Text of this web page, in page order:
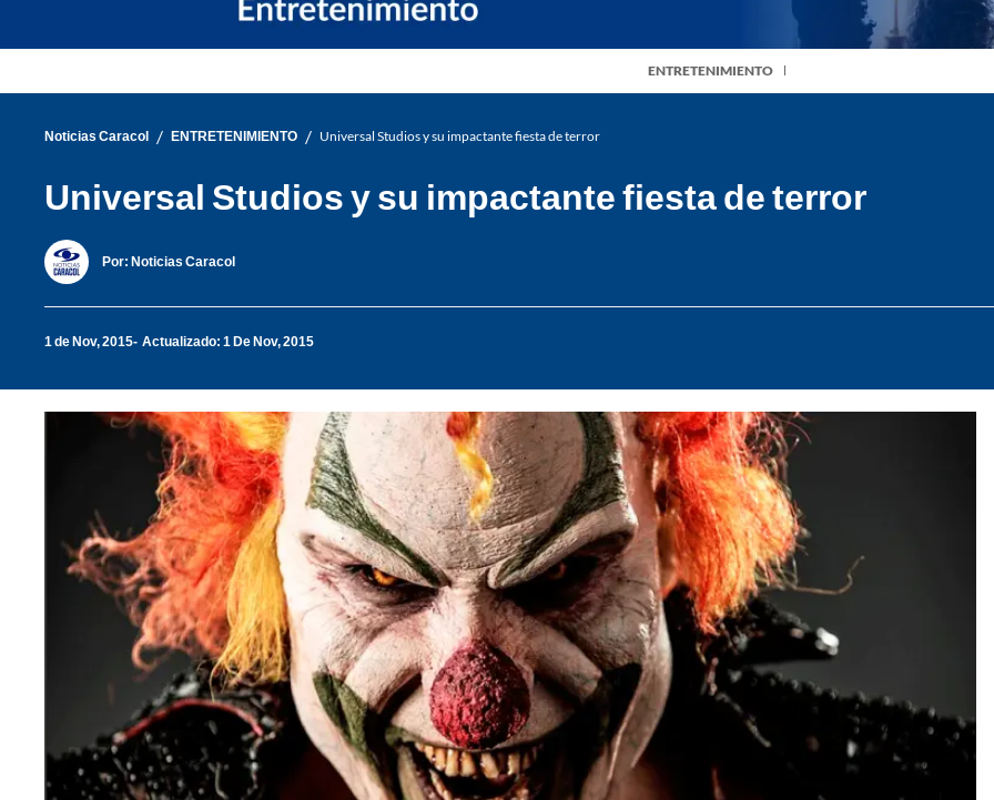
ENTRETENIMIENTO
Noticias Caracol / ENTRETENIMIENTO / Universal Studios y su impactante fiesta de terror
Universal Studios y su impactante fiesta de terror
Por: Noticias Caracol
1 de Nov, 2015 Actualizado: 1 De Nov, 2015